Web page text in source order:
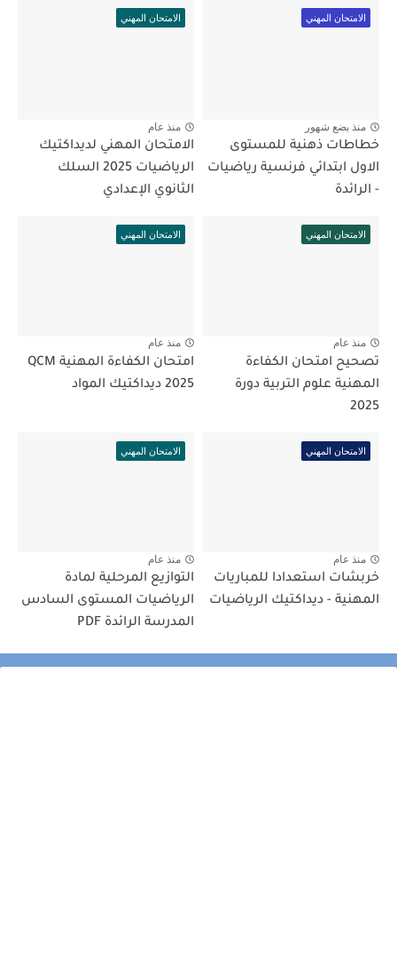
الامتحان المهني
منذ بضع شهور
خطاطات ذهنية للمستوى
الاول ابتدائي فرنسية رياضيات
- الرائدة
الامتحان المهني
منذ عام
الامتحان المهني لديداكتيك
الرياضيات 2025 السلك
الثانوي الإعدادي
الامتحان المهني
منذ عام
تصحيح امتحان الكفاءة
المهنية علوم التربية دورة
2025
الامتحان المهني
منذ عام
امتحان الكفاءة المهنية QCM
2025 ديداكتيك المواد
الامتحان المهني
منذ عام
خربشات استعدادا للمباريات
المهنية - ديداكتيك الرياضيات
الامتحان المهني
منذ عام
التوازيع المرحلية لمادة
الرياضيات المستوى السادس
المدرسة الرائدة PDF